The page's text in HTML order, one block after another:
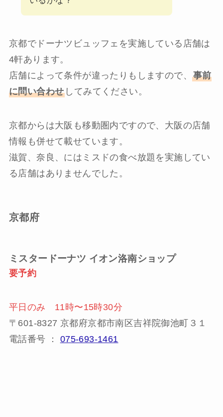
京都でドーナツビュッフェを実施している店舗は
4軒あります。
店舗によって条件が違ったりもしますので、 事前
に問い合わせ してみてください。
京都からは大阪も移動圏内ですので、大阪の店舗
情報も併せて載せています。
滋賀、奈良、にはミスドの食べ放題を実施してい
る店舗はありませんでした。
京都府
ミスタードーナツ イオン洛南ショップ
要予約
平日のみ 11時〜15時30分
〒601-8327 京都府京都市南区吉祥院御池町３１
電話番号 ： 075-693-1461